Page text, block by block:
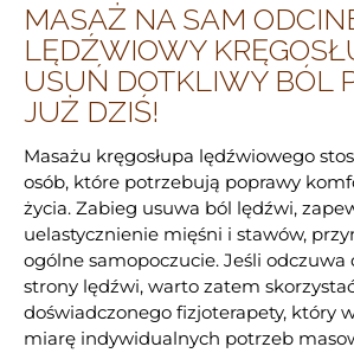
MASAŻ NA SAM
LĘDŹWIOWY
USUŃ DOTKLIWY BÓL
JUŻ DZIŚ!
Masażu kręgosłupa lędźwiowego
osób, które potrzebują poprawy
życia. Zabieg usuwa ból lędźwi,
uelastycznienie mięśni i stawów,
ogólne samopoczucie. Jeśli odczuwa
strony lędźwi, warto zatem
doświadczonego fizjoterapety, który
miarę indywidualnych potrzeb